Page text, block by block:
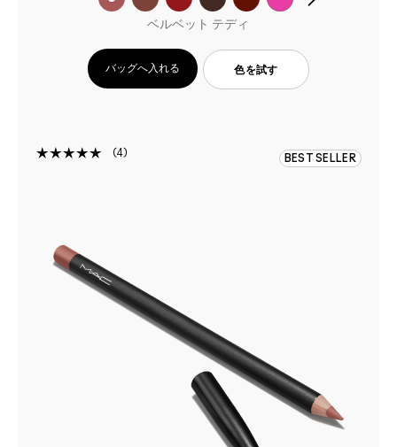
ベルベット テディ
バッグへ入れる 色を試す
4 BEST SELLER